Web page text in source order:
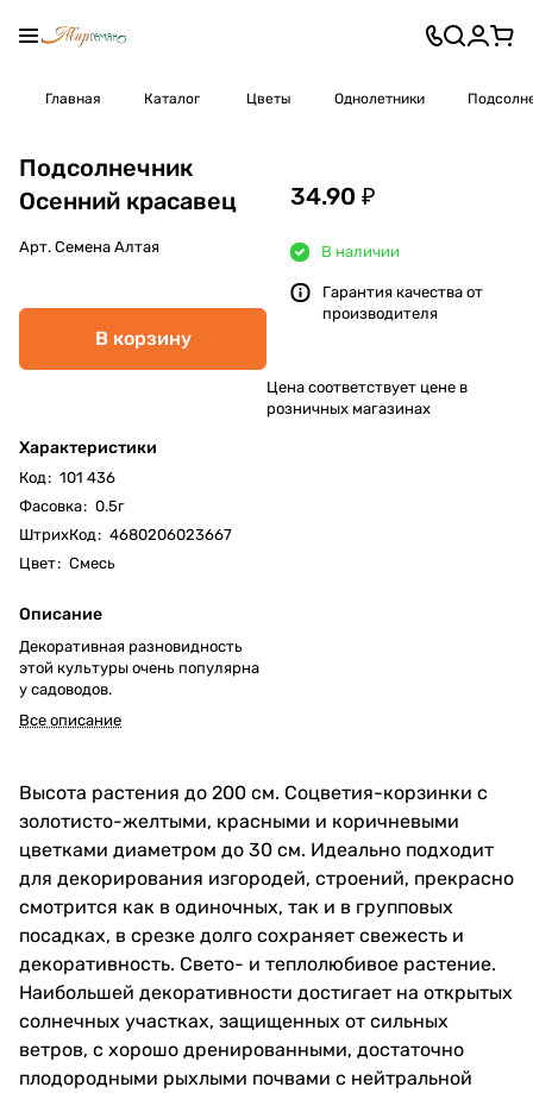
Главная Каталог Цветы Однолетники
Подсолнечник
Осенний красавец
Арт. Семена Алтая
В корзину
Характеристики
Код: 101 436
Фасовка: 0.5г
ШтрихКод: 4680206023667
Цвет: Смесь
Описание
Декоративная разновидность
этой культуры очень популярна
у садоводов.
Все описание
34.90 ₽
В наличии
Гарантия качества от
производителя
Цена соответствует цене в
розничных магазинах
Высота растения до 200 см. Соцветия-корзинки с
золотисто-желтыми, красными и коричневыми
цветками диаметром до 30 см. Идеально подходит
для декорирования изгородей, строений, прекрасно
смотрится как в одиночных, так и в групповых
посадках, в срезке долго сохраняет свежесть и
декоративность. Свето- и теплолюбивое растение.
Наибольшей декоративности достигает на открытых
солнечных участках, защищенных от сильных
ветров, с хорошо дренированными, достаточно
плодородными рыхлыми почвами с нейтральной